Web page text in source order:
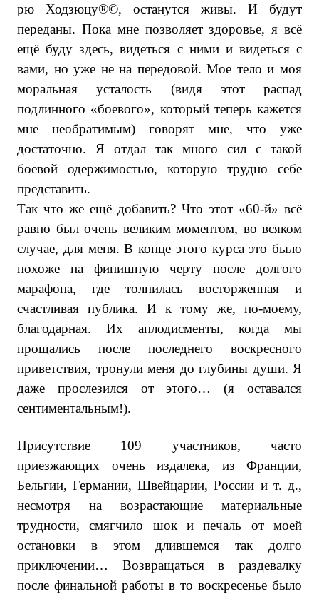
рю Ходзюцу®©, останутся живы. И будут
переданы. Пока мне позволяет здоровье, я всё
ещё буду здесь, видеться с ними и видеться с
вами, но уже не на передовой. Мое тело и моя
моральная усталость (видя этот распад
подлинного «боевого», который теперь кажется
мне необратимым) говорят мне, что уже
достаточно. Я отдал так много сил с такой
боевой одержимостью, которую трудно себе
представить.
Так что же ещё добавить? Что этот «60-й» всё
равно был очень великим моментом, во всяком
случае, для меня. В конце этого курса это было
похоже на финишную черту после долгого
марафона, где толпилась восторженная и
счастливая публика. И к тому же, по-моему,
благодарная. Их аплодисменты, когда мы
прощались после последнего воскресного
приветствия, тронули меня до глубины души. Я
даже прослезился от этого… (я оставался
сентиментальным!).
Присутствие 109 участников, часто
приезжающих очень издалека, из Франции,
Бельгии, Германии, Швейцарии, России и т. д.,
несмотря на возрастающие материальные
трудности, смягчило шок и печаль от моей
остановки в этом длившемся так долго
приключении… Возвращаться в раздевалку
после финальной работы в то воскресенье было